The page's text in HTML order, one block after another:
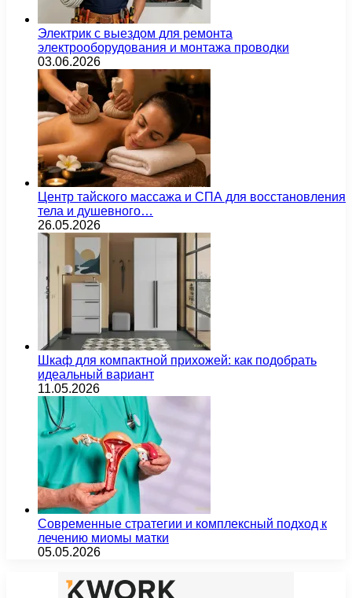
Электрик с выездом для ремонта
электрооборудования и монтажа проводки
03.06.2026
Центр тайского массажа и СПА для восстановления
тела и душевного…
26.05.2026
Шкаф для компактной прихожей: как подобрать
идеальный вариант
11.05.2026
Современные стратегии и комплексный подход к
лечению миомы матки
05.05.2026